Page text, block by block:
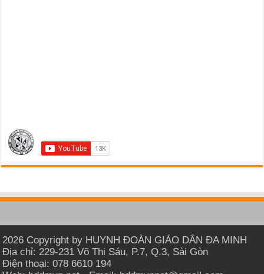
2026 Copyright by HUYNH ĐOÀN GIÁO DÂN ĐA MINH
Địa chỉ: 229-231 Võ Thị Sáu, P.7, Q.3, Sài Gòn
Điện thoại: 078 6610 194